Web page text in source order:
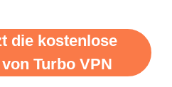
die kostenlose
Turbo VPN